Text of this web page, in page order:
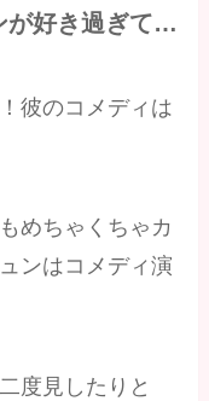
が好き過ぎて…
彼のコメディは
めちゃくちゃカ
ンはコメディ演
度見したりと